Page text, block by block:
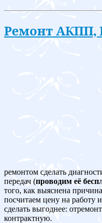
Ремонт АКПП,
ремонтом сделать
передач (проводим её
того, как выяснена
посчитаем цену на работу
сделать выгоднее:
контрактную.